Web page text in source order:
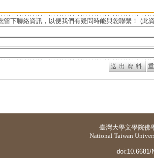
留下聯絡資訊，以便我們有疑問時能與您聯繫！ (此
臺灣大學文學院佛
National Taiwan
doi:10.6681/